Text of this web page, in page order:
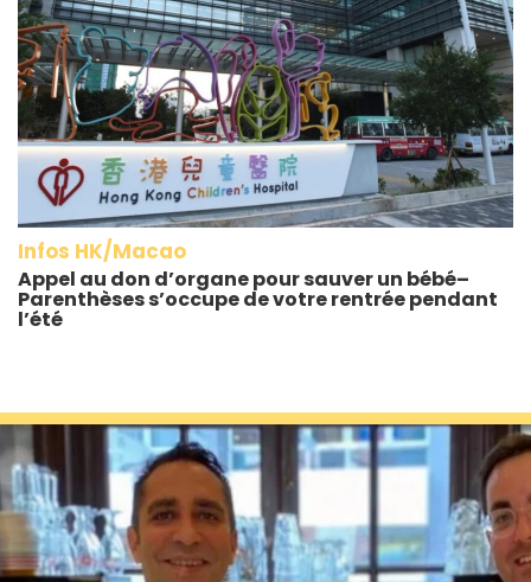
Infos HK/Macao
Appel au don d’organe pour sauver un bébé–
Parenthèses s’occupe de votre rentrée pendant
l’été